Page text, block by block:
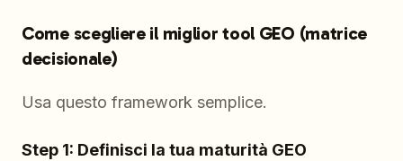
Come scegliere il miglior tool GEO (matrice
decisionale)
Usa questo framework semplice.
Step 1: Definisci la tua maturità GEO